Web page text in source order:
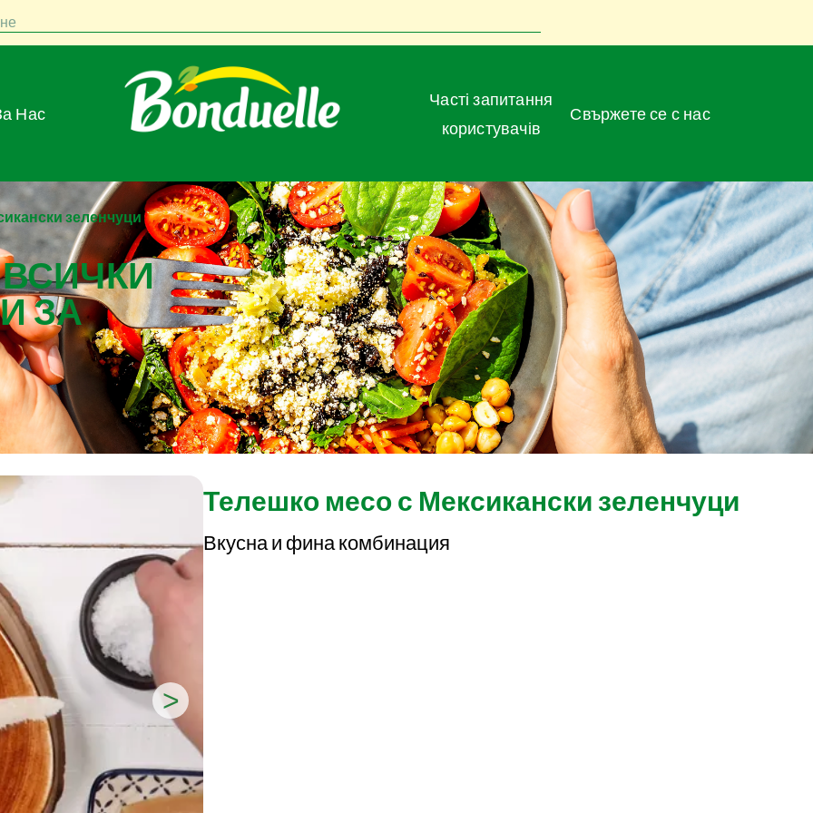
За Нас
Часті запитання
користувачів
Свържете се с нас
зеленчуци
ЗА
>
Телешко месо с Мексикански зеленчуци
Вкусна и фина комбинация